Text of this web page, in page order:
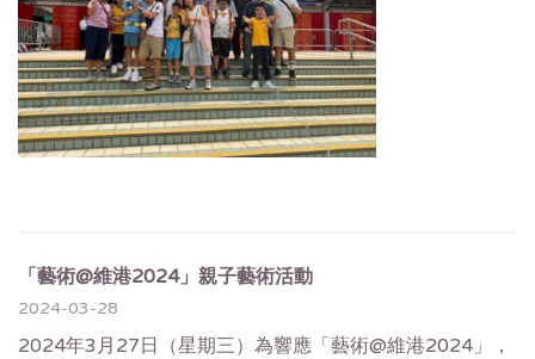
「藝術@維港2024」親子藝術活動
2024-03-28
2024年3月27日（星期三）為響應「藝術@維港2024」，